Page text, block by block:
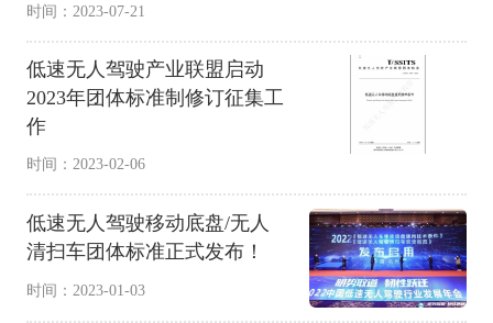
时间：2023-07-21
低速无人驾驶产业联盟启动
2023年团体标准制修订征集工
作
时间：2023-02-06
低速无人驾驶移动底盘/无人
清扫车团体标准正式发布！
时间：2023-01-03